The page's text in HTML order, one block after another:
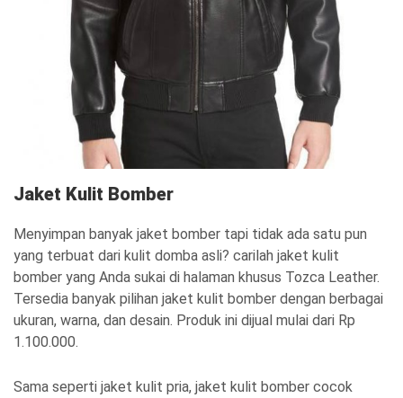
Jaket Kulit Bomber
Menyimpan banyak jaket bomber tapi tidak ada satu pun
yang terbuat dari kulit domba asli? carilah jaket kulit
bomber yang Anda sukai di halaman khusus Tozca Leather.
Tersedia banyak pilihan jaket kulit bomber dengan berbagai
ukuran, warna, dan desain. Produk ini dijual mulai dari Rp
1.100.000.
Sama seperti jaket kulit pria, jaket kulit bomber cocok